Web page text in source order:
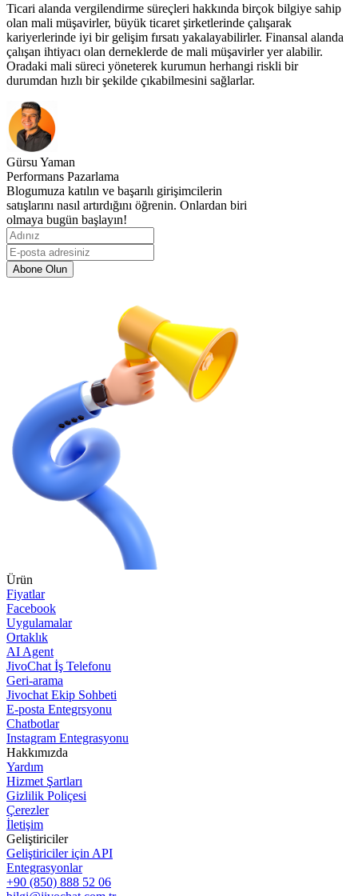
Ticari alanda vergilendirme süreçleri hakkında birçok bilgiye sahip
olan mali müşavirler, büyük ticaret şirketlerinde çalışarak
kariyerlerinde iyi bir gelişim fırsatı yakalayabilirler. Finansal alanda
çalışan ihtiyacı olan derneklerde de mali müşavirler yer alabilir.
Oradaki mali süreci yöneterek kurumun herhangi riskli bir
durumdan hızlı bir şekilde çıkabilmesini sağlarlar.
Gürsu Yaman
Performans Pazarlama
Blogumuza katılın ve başarılı girişimcilerin
satışlarını nasıl artırdığını öğrenin. Onlardan biri
olmaya bugün başlayın!
Abone Olun
Ürün
Fiyatlar
Facebook
Uygulamalar
Ortaklık
AI Agent
JivoChat İş Telefonu
Geri-arama
Jivochat Ekip Sohbeti
E-posta Entegrsyonu
Chatbotlar
Instagram Entegrasyonu
Hakkımızda
Yardım
Hizmet Şartları
Gizlilik Poliçesi
Çerezler
İletişim
Geliştiriciler
Geliştiriciler için API
Entegrasyonlar
+90 (850) 888 52 06